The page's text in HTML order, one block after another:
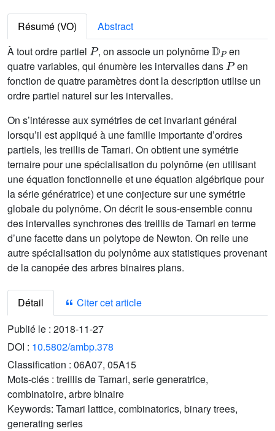
Résumé (VO)
Abstract
À tout ordre partiel
P
, on associe un polynôme
𝔻P
en
quatre variables, qui énumère les intervalles dans
P
en
fonction de quatre paramètres dont la description utilise un
ordre partiel naturel sur les intervalles.
On s’intéresse aux symétries de cet invariant général
lorsqu’il est appliqué à une famille importante d’ordres
partiels, les treillis de Tamari. On obtient une symétrie
ternaire pour une spécialisation du polynôme (en utilisant
une équation fonctionnelle et une équation algébrique pour
la série génératrice) et une conjecture sur une symétrie
globale du polynôme. On décrit le sous-ensemble connu
des intervalles synchrones des treillis de Tamari en terme
d’une facette dans un polytope de Newton. On relie une
autre spécialisation du polynôme aux statistiques provenant
de la canopée des arbres binaires plans.
Détail
Citer cet article
Publié le : 2018-11-27
DOI : 10.5802/ambp.378
Classification : 06A07, 05A15
Mots-clés : treillis de Tamari, serie generatrice,
combinatoire, arbre binaire
Keywords: Tamari lattice, combinatorics, binary trees,
generating series